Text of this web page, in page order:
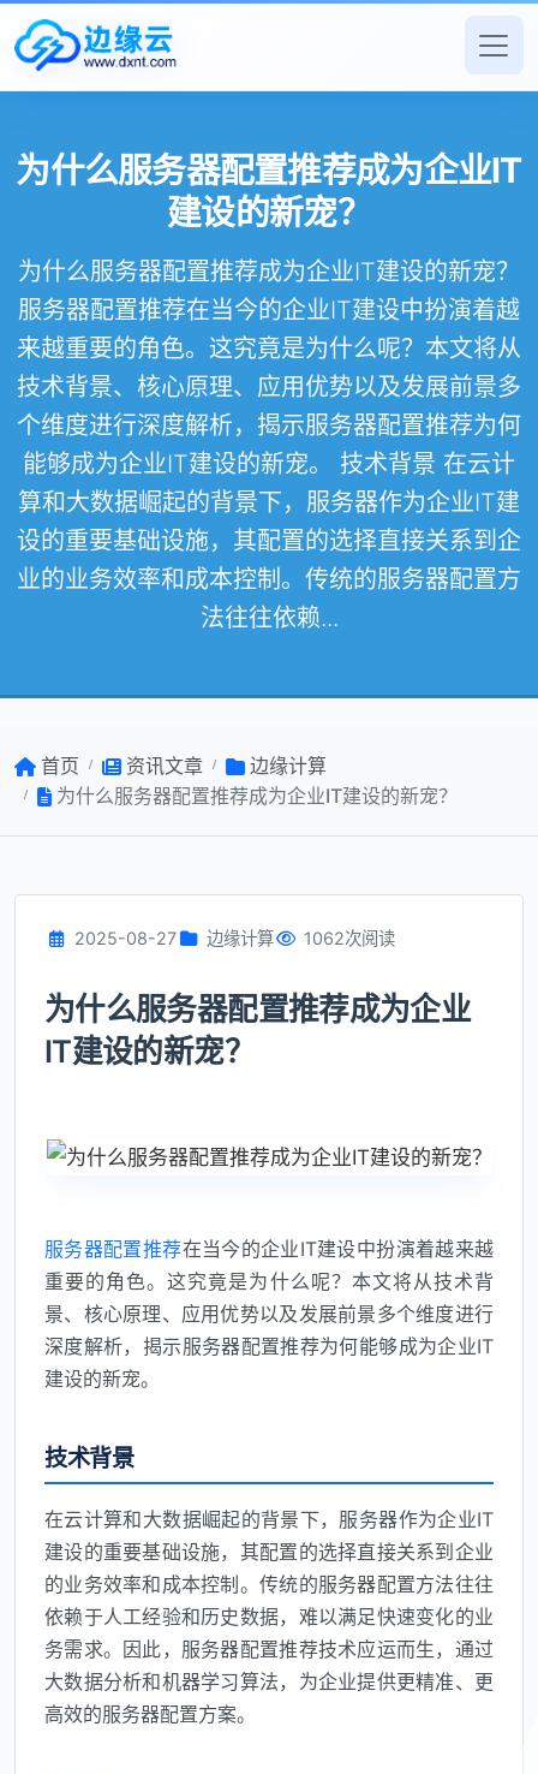
为什么服务器配置推荐成为企业IT
建设的新宠？
为什么服务器配置推荐成为企业IT建设的新宠？
服务器配置推荐在当今的企业IT建设中扮演着越
来越重要的角色。这究竟是为什么呢？本文将从
技术背景、核心原理、应用优势以及发展前景多
个维度进行深度解析，揭示服务器配置推荐为何
能够成为企业IT建设的新宠。 技术背景 在云计
算和大数据崛起的背景下，服务器作为企业IT建
设的重要基础设施，其配置的选择直接关系到企
业的业务效率和成本控制。传统的服务器配置方
法往往依赖...
首页 资讯文章
边缘计算
为什么服务器配置推荐成为企业IT建设的新宠？
2025-08-27 边缘计算 1062次阅读
为什么服务器配置推荐成为企业
IT建设的新宠？
服务器配置推荐在当今的企业IT建设中扮演着越来越
重要的角色。这究竟是为什么呢？本文将从技术背
景、核心原理、应用优势以及发展前景多个维度进行
深度解析，揭示服务器配置推荐为何能够成为企业IT
建设的新宠。
技术背景
在云计算和大数据崛起的背景下，服务器作为企业IT
建设的重要基础设施，其配置的选择直接关系到企业
的业务效率和成本控制。传统的服务器配置方法往往
依赖于人工经验和历史数据，难以满足快速变化的业
务需求。因此，服务器配置推荐技术应运而生，通过
大数据分析和机器学习算法，为企业提供更精准、更
高效的服务器配置方案。